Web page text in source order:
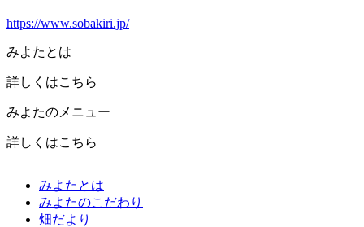
https://www.sobakiri.jp/
みよたとは
詳しくはこちら
みよたのメニュー
詳しくはこちら
みよたとは
みよたのこだわり
畑だより